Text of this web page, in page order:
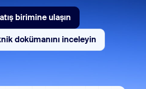
birimine ulaşın
Satış birimine ulaşın
dokümanını inceleyin
Ürün teknik dokümanını